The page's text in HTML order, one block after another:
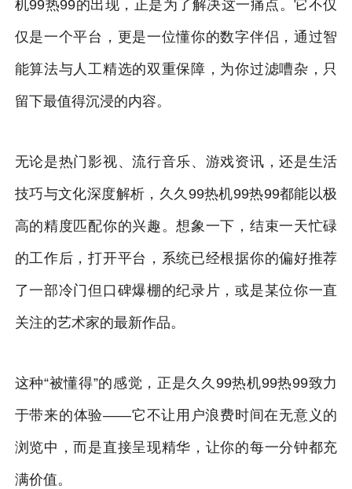
机99热99的出现，正是为了解决这一痛点。它不仅
仅是一个平台，更是一位懂你的数字伴侣，通过智
能算法与人工精选的双重保障，为你过滤嘈杂，只
留下最值得沉浸的内容。
无论是热门影视、流行音乐、游戏资讯，还是生活
技巧与文化深度解析，久久99热机99热99都能以极
高的精度匹配你的兴趣。想象一下，结束一天忙碌
的工作后，打开平台，系统已经根据你的偏好推荐
了一部冷门但口碑爆棚的纪录片，或是某位你一直
关注的艺术家的最新作品。
这种“被懂得”的感觉，正是久久99热机99热99致力
于带来的体验——它不让用户浪费时间在无意义的
浏览中，而是直接呈现精华，让你的每一分钟都充
满价值。